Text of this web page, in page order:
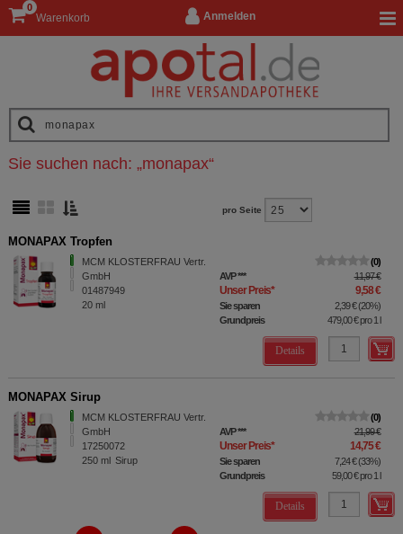
Anmelden
Warenkorb
0
Sie suchen nach: „monapax“
pro Seite
MONAPAX Tropfen
MCM KLOSTERFRAU Vertr.
GmbH
01487949
20 ml
0
AVP*** 11,97 €
Unser Preis* 9,58 €
Sie sparen 2,39 €(20%)
Grundpreis
479,00 €pro 1 l
Details
MONAPAX Sirup
MCM KLOSTERFRAU Vertr.
GmbH
17250072
250 ml Sirup
0
AVP*** 21,99 €
Unser Preis* 14,75 €
Sie sparen 7,24 €(33%)
Grundpreis
59,00 €pro 1 l
Details